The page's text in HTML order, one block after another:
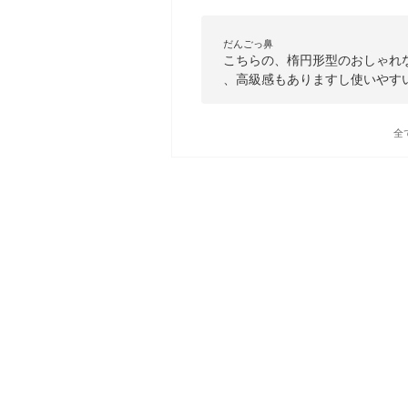
だんごっ鼻
こちらの、楕円形型のおしゃ
、高級感もありますし使いや
全